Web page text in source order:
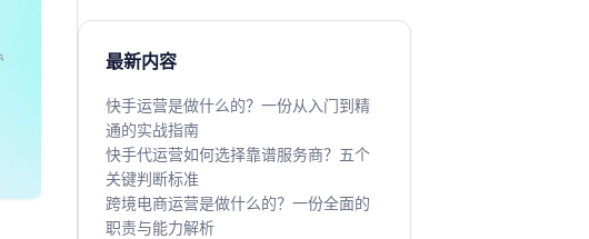
最新内容
快手运营是做什么的？一份从入门到精
通的实战指南
快手代运营如何选择靠谱服务商？五个
关键判断标准
跨境电商运营是做什么的？一份全面的
职责与能力解析